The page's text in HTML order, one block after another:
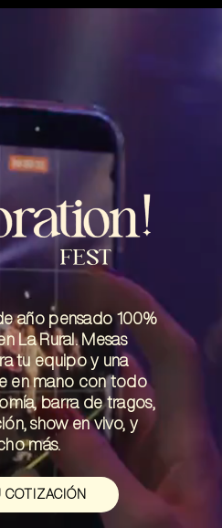
FEST
año pensado 100%
La Rural. Mesas
tu equipo y una
en mano con todo
barra de tragos,
show en vivo, y
más.
COTIZACIÓN